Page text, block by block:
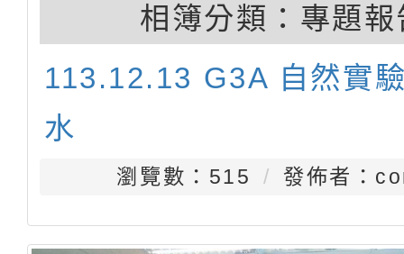
相簿分類： 專題報
113.12.13 G3A 自然實
水
瀏覽數：515 發佈者：